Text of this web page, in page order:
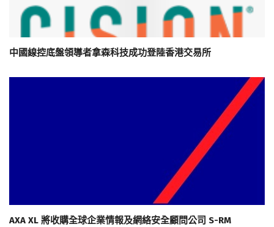
中國線控底盤領導者拿森科技成功登陸香港交易所
AXA XL 將收購全球企業情報及網絡安全顧問公司 S-RM